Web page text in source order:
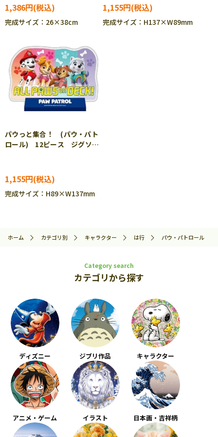
1,386円
完成サイズ：26×38cm
1,155円
完成サイズ：H137×W89mm
パウっと集合！ (パウ・パト
ロール) 12ピース ジグソー
1,155円
完成サイズ：H89×W137mm
ホーム カテゴリ別 キャラクター は行 パウ・パトロール
Category search
カテゴリから探す
ディズニー ジブリ作品 キャラクター
アニメ・ゲーム イラスト 日本画・吉祥柄